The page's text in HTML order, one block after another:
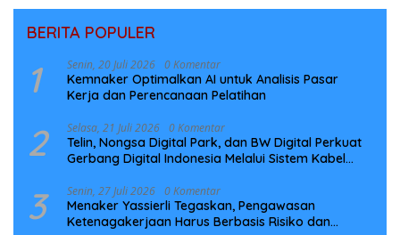
BERITA POPULER
1 Senin, 20 Juli 2026 0 Komentar
Kemnaker Optimalkan AI untuk Analisis Pasar
Kerja dan Perencanaan Pelatihan
2 Selasa, 21 Juli 2026 0 Komentar
Telin, Nongsa Digital Park, dan BW Digital Perkuat
Gerbang Digital Indonesia Melalui Sistem Kabel
3 Senin, 27 Juli 2026 0 Komentar
Menaker Yassierli Tegaskan, Pengawasan
Ketenagakerjaan Harus Berbasis Risiko dan